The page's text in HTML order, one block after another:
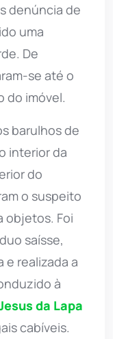
denúncia de
uma
De
se até o
do imóvel.
barulhos de
interior da
do
o suspeito
objetos. Foi
saísse,
realizada a
à
da Lapa
cabíveis.